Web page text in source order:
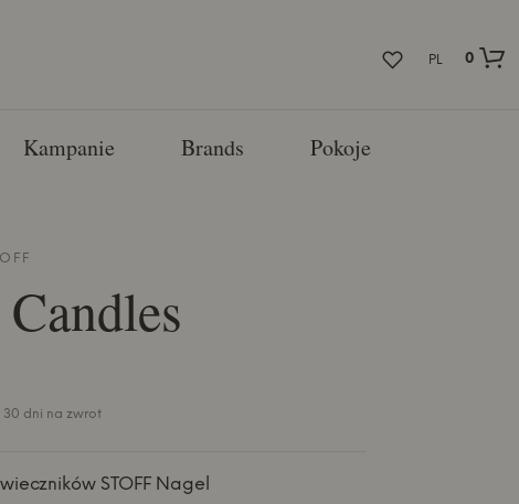
PL
0
Kampanie Brands Pokoje
30 dni na zwrot
STOFF Nagel